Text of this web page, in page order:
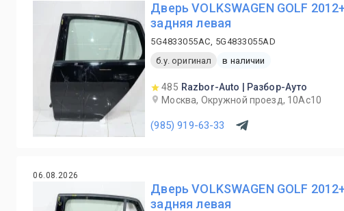
Дверь VOLKSWAGEN GOLF
задняя левая
5G4833055AC, 5G4833055AD
б.у. оригинал
в наличии
485 Razbor-Auto | Разбор-Ауто
Москва, Окружной проезд, 10Ас10
(985) 919-63-33
06.08.2026
Дверь VOLKSWAGEN GOLF
задняя левая